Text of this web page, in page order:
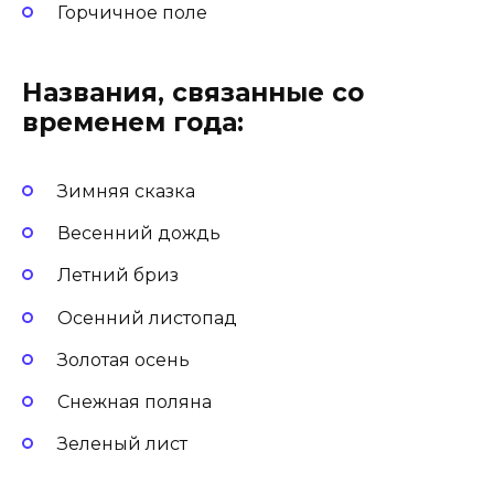
Горчичное поле
Названия, связанные со
временем года:
Зимняя сказка
Весенний дождь
Летний бриз
Осенний листопад
Золотая осень
Снежная поляна
Зеленый лист